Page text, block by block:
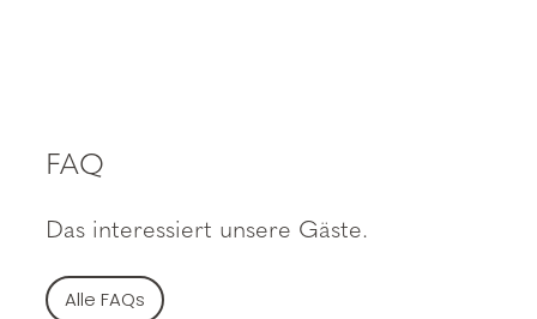
FAQ
Das interessiert unsere Gäste.
Alle FAQs